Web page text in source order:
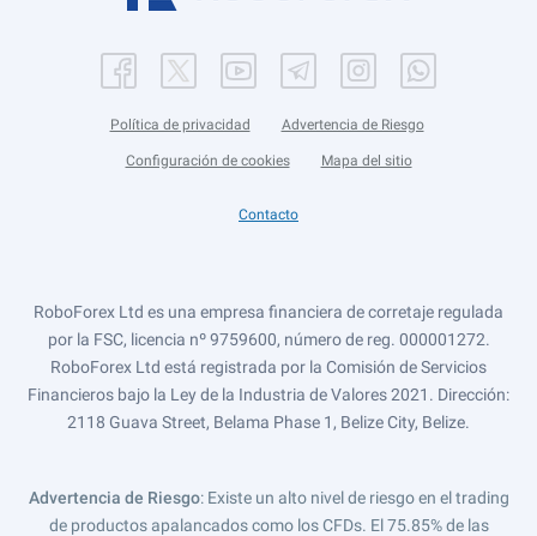
Política de privacidad Advertencia de Riesgo
Configuración de cookies Mapa del sitio
Contacto
RoboForex Ltd es una empresa financiera de corretaje regulada
por la FSC, licencia nº 9759600, número de reg. 000001272.
RoboForex Ltd está registrada por la Comisión de Servicios
Financieros bajo la Ley de la Industria de Valores 2021. Dirección:
2118 Guava Street, Belama Phase 1, Belize City, Belize.
Advertencia de Riesgo: Existe un alto nivel de riesgo en el trading
de productos apalancados como los CFDs. El 75.85% de las